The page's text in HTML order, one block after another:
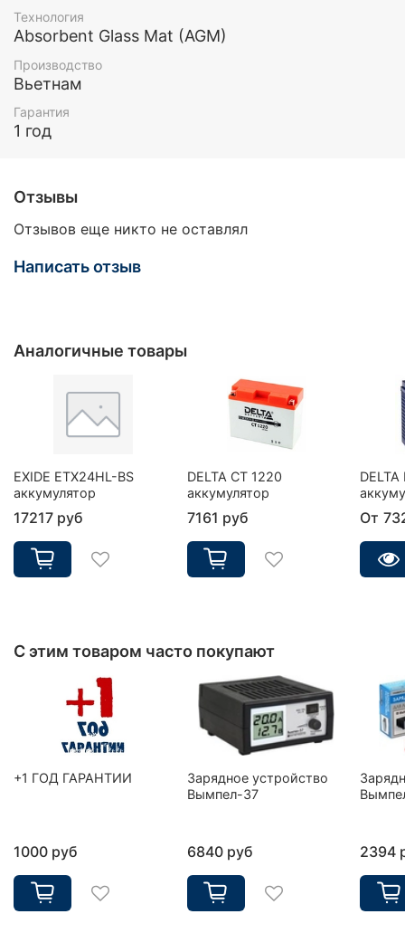
Технология
Absorbent Glass Mat (AGM)
Производство
Вьетнам
Гарантия
1 год
Отзывы
Отзывов еще никто не оставлял
Написать отзыв
Аналогичные товары
EXIDE ETX24HL-BS
аккумулятор
17217 руб
DELTA CT 1220
аккумулятор
7161 руб
DELTA
От
С этим товаром часто покупают
+1 ГОД ГАРАНТИИ
1000 руб
Зарядное устройство
Вымпел-37
6840 руб 2394